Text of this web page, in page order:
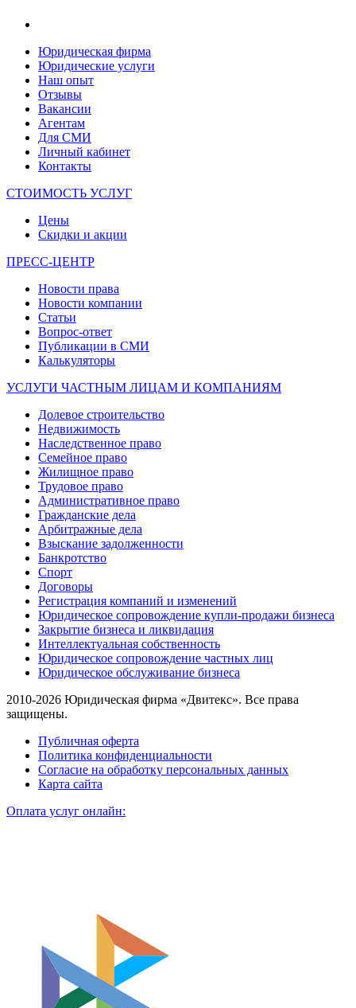
Юридическая фирма
Юридические услуги
Наш опыт
Отзывы
Вакансии
Агентам
Для СМИ
Личный кабинет
Контакты
СТОИМОСТЬ УСЛУГ
Цены
Скидки и акции
ПРЕСС-ЦЕНТР
Новости права
Новости компании
Статьи
Вопрос-ответ
Публикации в СМИ
Калькуляторы
УСЛУГИ ЧАСТНЫМ ЛИЦАМ И КОМПАНИЯМ
Долевое строительство
Недвижимость
Наследственное право
Семейное право
Жилищное право
Трудовое право
Административное право
Гражданские дела
Арбитражные дела
Взыскание задолженности
Банкротство
Спорт
Договоры
Регистрация компаний и изменений
Юридическое сопровождение купли-продажи бизнеса
Закрытие бизнеса и ликвидация
Интеллектуальная собственность
Юридическое сопровождение частных лиц
Юридическое обслуживание бизнеса
2010-2026 Юридическая фирма «Двитекс». Все права
защищены.
Публичная оферта
Политика конфиденциальности
Согласие на обработку персональных данных
Карта сайта
Оплата услуг онлайн: